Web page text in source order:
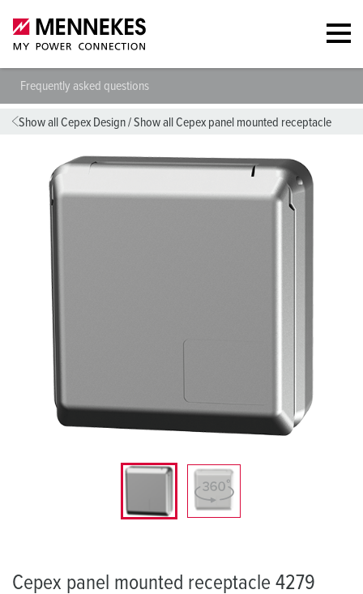
Frequently asked questions
Show all Cepex Design/Show all Cepex panel mounted receptacle
Cepex panel mounted receptacle 4279